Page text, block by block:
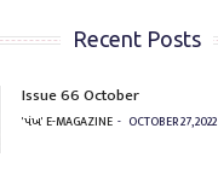
Recent Posts
Issue 66 October
'પંખ' E-MAGAZINE OCTOBER 27, 2022